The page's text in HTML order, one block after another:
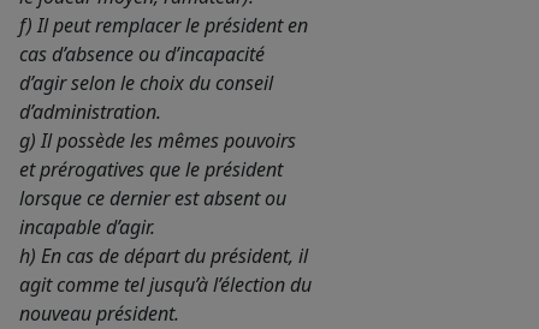
f) Il peut remplacer le président en
cas d’absence ou d’incapacité
d’agir selon le choix du conseil
d’administration.
g) Il possède les mêmes pouvoirs
et prérogatives que le président
lorsque ce dernier est absent ou
incapable d’agir.
h) En cas de départ du président, il
agit comme tel jusqu’à l’élection du
nouveau président.